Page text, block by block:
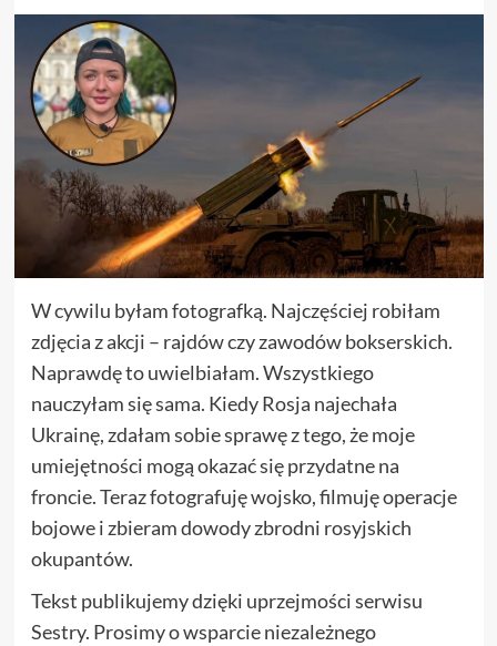
W cywilu byłam fotografką. Najczęściej robiłam
zdjęcia z akcji – rajdów czy zawodów bokserskich.
Naprawdę to uwielbiałam. Wszystkiego
nauczyłam się sama. Kiedy Rosja najechała
Ukrainę, zdałam sobie sprawę z tego, że moje
umiejętności mogą okazać się przydatne na
froncie. Teraz fotografuję wojsko, filmuję operacje
bojowe i zbieram dowody zbrodni rosyjskich
okupantów.
Tekst publikujemy dzięki uprzejmości serwisu
Sestry. Prosimy o wsparcie niezależnego